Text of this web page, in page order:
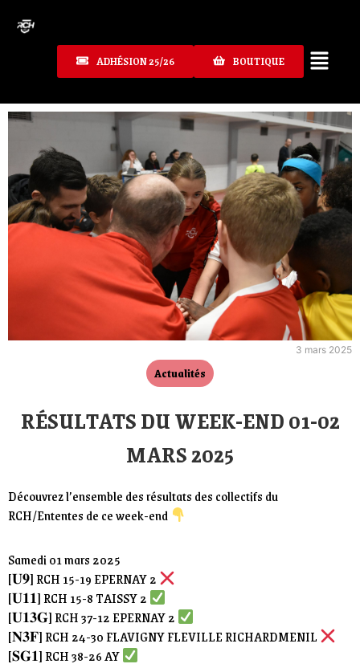
ADHÉSION 25/26 BOUTIQUE
3 mars 2025
Actualités
RÉSULTATS DU WEEK-END 01-02
MARS 2025
Découvrez l’ensemble des résultats des collectifs du
RCH/Ententes de ce week-end
Samedi 01 mars 2025
[𝐔𝟗] RCH 15-19 EPERNAY 2
[𝐔𝟏𝟏] RCH 15-8 TAISSY 2
[𝐔𝟏𝟑𝐆] RCH 37-12 EPERNAY 2
[𝐍𝟑𝐅] RCH 24-30 FLAVIGNY FLEVILLE RICHARDMENIL
[𝐒𝐆𝟏] RCH 38-26 AY